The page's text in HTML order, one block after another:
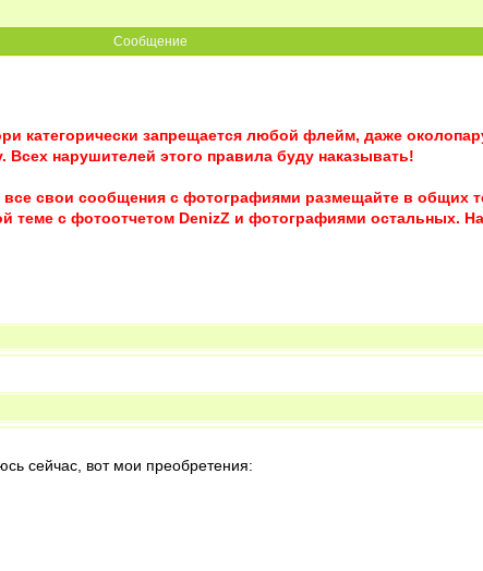
Сообщение
категорически запрещается любой флейм, даже
Всех нарушителей этого правила буду наказывать!
свои сообщения с фотографиями размещайте в общих
теме с фотоотчетом DenizZ и фотографиями остальных.
сейчас, вот мои преобретения: